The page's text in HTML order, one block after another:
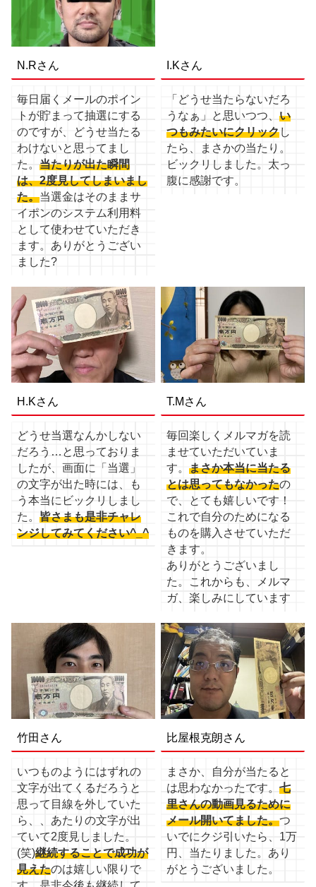
N.Rさん
毎日届くメールのポイン
トが貯まって抽選にする
のですが、どうせ当たる
わけないと思ってまし
た。 当たりが出た瞬間
は、2度見してしまいまし
た。当選金はそのままサ
イポンのシステム利用料
として使わせていただき
ます。ありがとうござい
ました?
I.Kさん
「どうせ当たらないだろ
うなぁ」と思いつつ、 い
つもみたいにクリックし
たら、まさかの当たり。
ビックリしました。太っ
腹に感謝です。
H.Kさん
どうせ当選なんかしない
だろう…と思っておりま
したが、画面に「当選」
の文字が出た時には、も
う本当にビックリしまし
た。 皆さまも是非チャレ
ンジしてみてください^_^
T.Mさん
毎回楽しくメルマガを読
ませていただいていま
す。 まさか本当に当たる
とは思ってもなかったの
で、とても嬉しいです！
これで自分のためになる
ものを購入させていただ
きます。
ありがとうございまし
た。これからも、メルマ
ガ、楽しみにしています
竹田さん
いつものようにはずれの
文字が出てくるだろうと
思って目線を外していた
ら、、あたりの文字が出
ていて2度見しました。
(笑)継続することで成功が
見えたのは嬉しい限りで
比屋根克朗さん
まさか、自分が当たると
は思わなかったです。 七
里さんの動画見るために
メール開いてました。つ
いでにクジ引いたら、1万
円、当たりました。あり
がとうございました。